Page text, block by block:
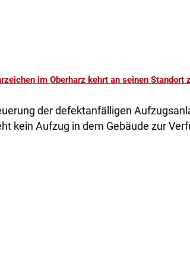
im Oberharz kehrt an seinen Standort
der defektanfälligen
kein Aufzug in dem Gebäude zur